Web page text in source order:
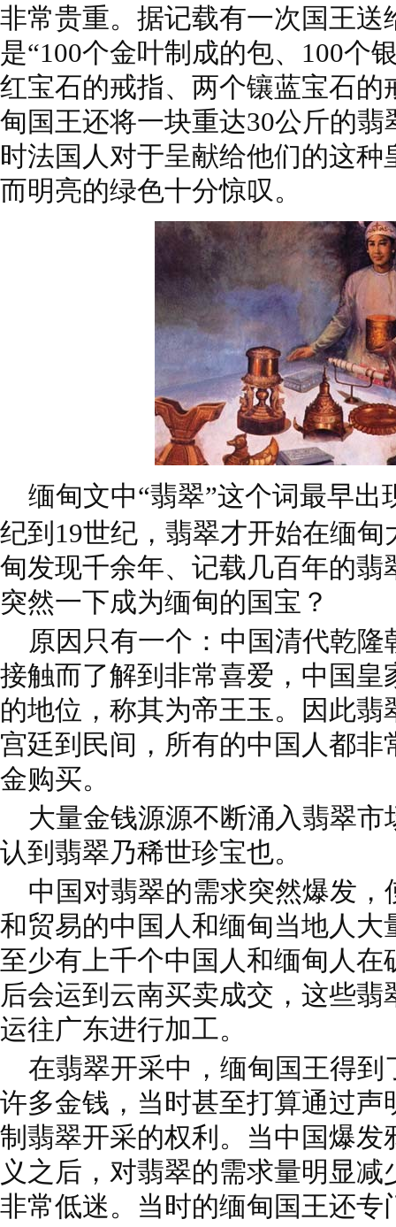
非常贵重。据记载有一次国王送
是“100个金叶制成的包、100个
红宝石的戒指、两个镶蓝宝石的
甸国王还将一块重达30公斤的
时法国人对于呈献给他们的这
而明亮的绿色十分惊叹。
缅甸文中“翡翠”这个词最早出
纪到19世纪，翡翠才开始在缅
甸发现千余年、记载几百年的翡
突然一下成为缅甸的国宝？
原因只有一个：中国清代乾隆
接触而了解到非常喜爱，中国皇
的地位，称其为帝王玉。因此
宫廷到民间，所有的中国人都
金购买。
大量金钱源源不断涌入翡翠市
认到翡翠乃稀世珍宝也。
中国对翡翠的需求突然爆发，
和贸易的中国人和缅甸当地人大
至少有上千个中国人和缅甸人
后会运到云南买卖成交，这些
运往广东进行加工。
在翡翠开采中，缅甸国王得到
许多金钱，当时甚至打算通过声
制翡翠开采的权利。当中国爆发
义之后，对翡翠的需求量明显
非常低迷。当时的缅甸国王还专